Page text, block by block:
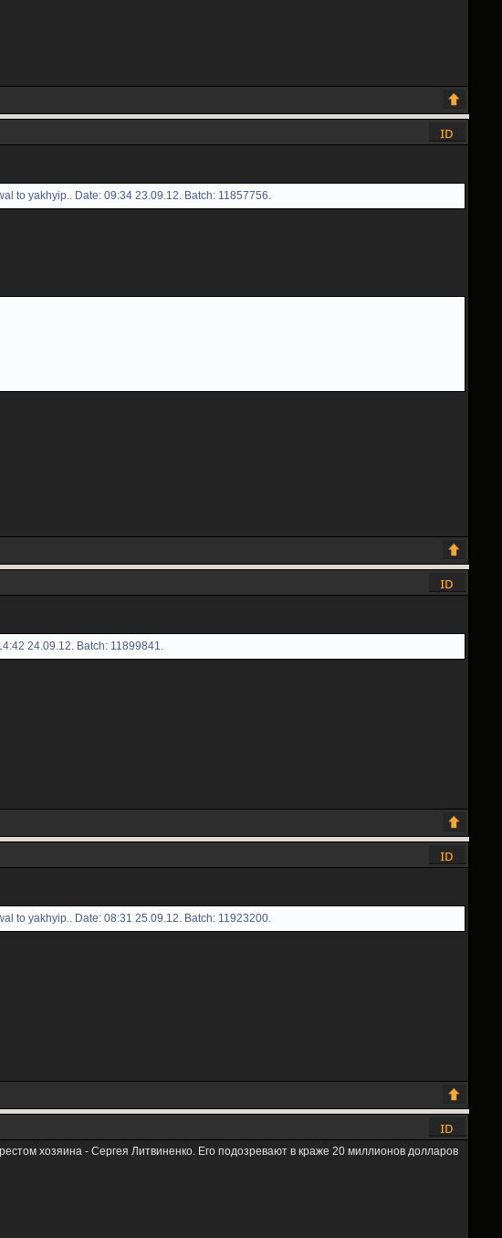
to yakhyip.. Date: 09:34 23.09.12. Batch: 11857756.
24.09.12. Batch: 11899841.
to yakhyip.. Date: 08:31 25.09.12. Batch: 11923200.
хозяина - Сергея Литвиненко. Его подозревают в краже 20 миллионов долларов